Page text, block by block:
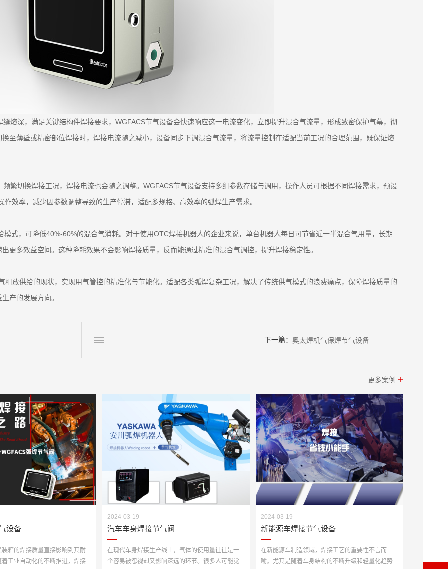
熔深，满足关键结构件焊接要求，WGFACS节气设备会快速响应这一电流变化，立即提升混合气流量，形成致密保护气幕，彻
至薄壁或精密部位焊接时，焊接电流随之减小，设备同步下调混合气流量，将流量控制在适配当前工况的合理范围，既保证熔
繁切换焊接工况，焊接电流也会随之调整。WGFACS节气设备支持多组参数存储与调用，操作人员可根据不同焊接需求，预设
效率，减少因参数调整导致的生产停滞，适配多规格、高效率的弧焊生产需求。
式，可降低40%-60%的混合气消耗。对于使用OTC焊接机器人的企业来说，单台机器人每日可节省近一半混合气用量，长期
更多效益空间。这种降耗效果不会影响焊接质量，反而能通过精准的混合气调控，提升焊接稳定性。
放供给的现状，实现用气管控的精准化与节能化。适配各类弧焊复杂工况，解决了传统供气模式的浪费痛点，保障焊接质量的
产的发展方向。
下一篇： 奥太焊机气保焊节气设备
更多案例
设备
箱的焊接质量直接影响到其耐
工业自动化的不断推进，焊接
2024-03-19
汽车车身焊接节气阀
在现代车身焊接生产线上，气体的使用量往往是一
个容易被忽视却又影响深远的环节。很多人可能觉
2024-03-19
新能源车焊接节气设备
在新能源车制造领域，焊接工艺的重要性不言而
喻。尤其是随着车身结构的不断升级和轻量化趋势